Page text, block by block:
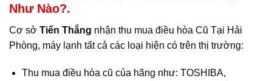
Như Nào?.
Cơ sở Tiến Thắng nhận thu mua điều hòa Cũ Tại Hải
Phòng, máy lạnh tất cả các loại hiện có trên thị trường:
Thu mua điều hòa cũ của hãng như: TOSHIBA,